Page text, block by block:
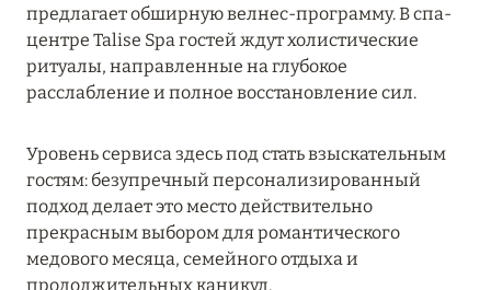
Подробнее
13 февраля 2025
СКИДКИ ДО 30 % ОТ СУММЫ КОНТРАКТА НА
РАЗМЕЩЕНИЕ ВЕСНОЙ
Подробнее
предлагает обширную велнес-программу. В спа-
центре Talise Spa гостей ждут холистические
ритуалы, направленные на глубокое
расслабление и полное восстановление сил.
Уровень сервиса здесь под стать взыскательным
гостям: безупречный персонализированный
подход делает это место действительно
прекрасным выбором для романтического
медового месяца, семейного отдыха и
продолжительных каникул.